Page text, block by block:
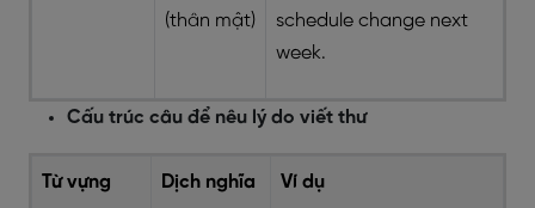
(thân mật)
schedule change next
week.
Cấu trúc câu để nêu lý do viết thư
Từ vựng Dịch nghĩa Ví dụ